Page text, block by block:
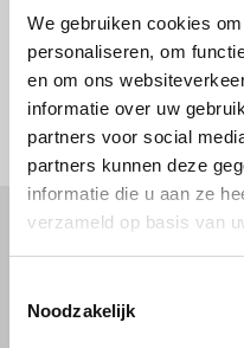
We gebruiken cookies
personaliseren, om
en om ons
informatie over uw
partners voor social
partners kunnen deze
informatie die u aan ze
verzameld op basis van
Noodzakelijk
check_circle Vanaf€
check_circleKlanten geven Vos
Plexiglas
Gekleurd plexiglas